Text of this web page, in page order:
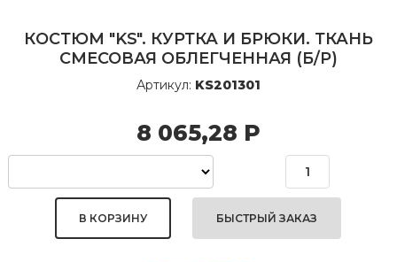
КОСТЮМ "KS". КУРТКА И БРЮКИ. ТКАНЬ
СМЕСОВАЯ ОБЛЕГЧЕННАЯ (Б/Р)
Артикул: KS201301
8 065,28 Р
БЫСТРЫЙ ЗАКАЗ